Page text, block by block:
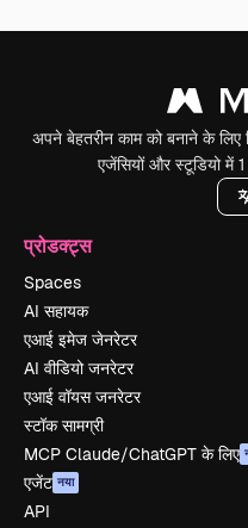
अपने बेहतरीन काम को बनाने के लिए
एजेंसियों और स्टूडियो में
प्रोडक्ट्स
Spaces
AI सहायक
एआई इमेज जेनरेटर
AI वीडियो जनरेटर
एआई वॉयस जनरेटर
स्टॉक सामग्री
MCP Claude/ChatGPT के लिए
एजेंट नया
API